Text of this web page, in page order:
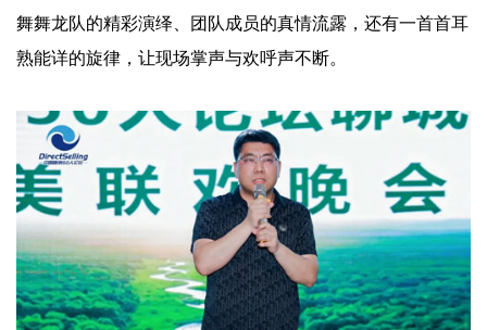
舞舞龙队的精彩演绎、团队成员的真情流露，还有一首首耳
熟能详的旋律，让现场掌声与欢呼声不断。